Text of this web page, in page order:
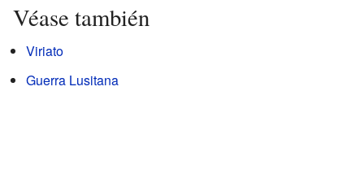
Véase también
Viriato
Guerra Lusitana